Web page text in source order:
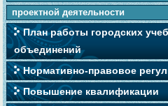
проектной деятельности
План работы городских
объединений
Нормативно-правовое
Повышение квалификации